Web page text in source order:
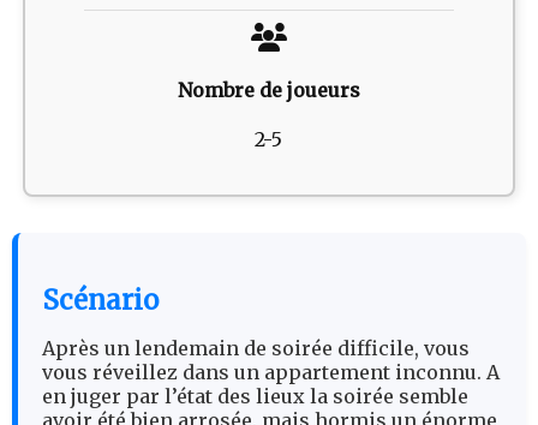
Nombre de joueurs
2-5
Scénario
Après un lendemain de soirée difficile, vous
vous réveillez dans un appartement inconnu. A
en juger par l’état des lieux la soirée semble